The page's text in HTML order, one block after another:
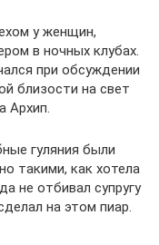
у женщин,
в ночных клубах.
при обсуждении
близости на свет
Архип.
гуляния были
такими, как хотела
не отбивал супругу
на этом пиар.